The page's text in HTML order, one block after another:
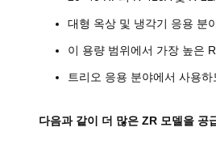
대형 옥상 및 냉각기 응용 분
이 용량 범위에서 가장 높은
트리오 응용 분야에서 사용
다음과 같이 더 많은 ZR 모델을 공